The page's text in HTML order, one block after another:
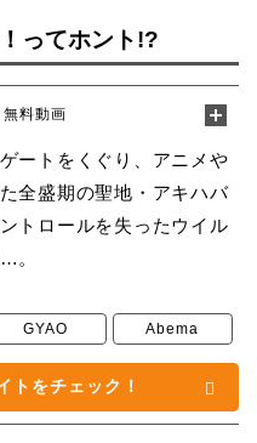
ってホント!?
料動画
ートをくぐり、アニメや
全盛期の聖地・アキハバ
トロールを失ったウイル
。
GYAO Abema
トをチェック！